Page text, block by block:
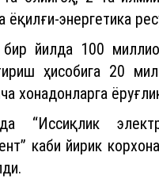
йилда 100
ҳисобига 20
хонадонларга
“Иссиқлик электр
каби йирик
йили газ транспорт